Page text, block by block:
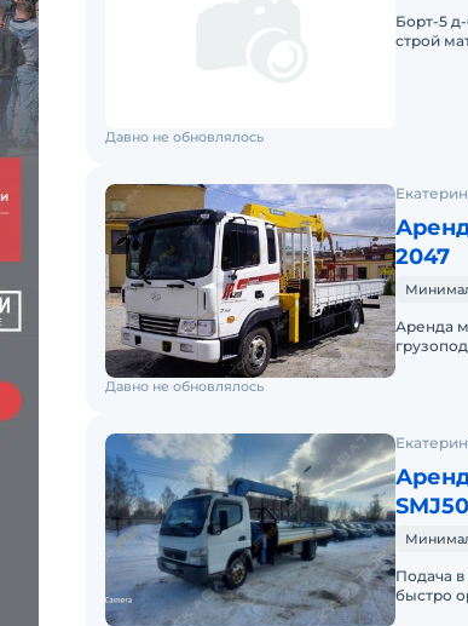
Борт-5
строй
Давно не обновлялось
2047
Аренда
Давно не обновлялось
Подача в
быстро